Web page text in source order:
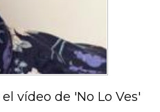
vídeo de 'No Lo Ves'